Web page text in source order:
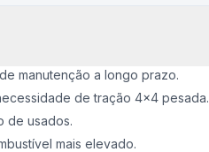
manutenção a longo prazo.
de tração 4x4 pesada.
de usados.
mais elevado.